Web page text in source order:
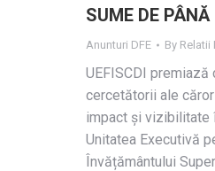
SUME DE
Anunturi DFE By Relatii
UEFISCDI premiază
cercetătorii ale
impact și vizibilitate
Unitatea Executivă
Învățământului